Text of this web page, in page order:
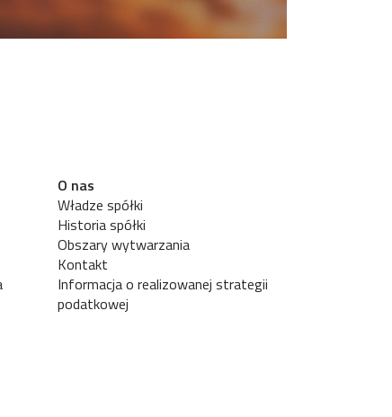
O nas
Władze spółki
Historia spółki
Obszary wytwarzania
Kontakt
Informacja o realizowanej strategii
podatkowej